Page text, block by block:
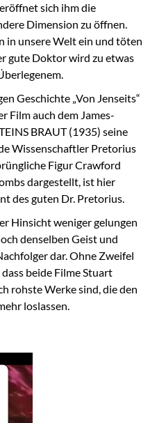
sich ihm die
Dimension zu öffnen.
in unsere Welt ein und töten
gute Doktor wird zu etwas
Geschichte „Von Jenseits“
Film auch dem James-
BRAUT (1935) seine
Wissenschaftler Pretorius
Figur Crawford
dargestellt, ist hier
des guten Dr. Pretorius.
Hinsicht weniger gelungen
denselben Geist und
dar. Ohne Zweifel
beide Filme Stuart
rohste Werke sind, die den
loslassen.